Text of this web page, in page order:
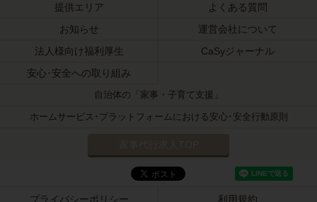
提供エリア
よくある質問
お知らせ
運営会社について
法人様向け福利厚生
CaSyジャーナル
安心･安全への取り組み
自治体の「家事・子育て支援」
ホームサービス･プラットフォームにおける安心･安全行動原則
プライバシーポリシー 利用規約